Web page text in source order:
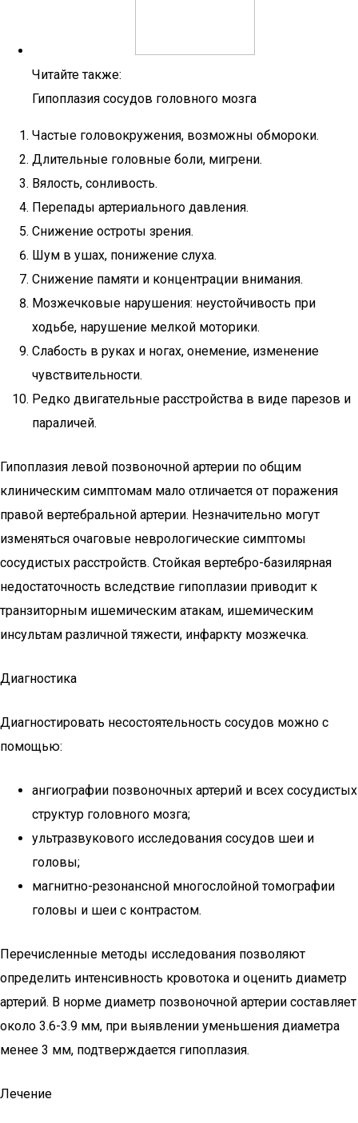
Читайте также:
Гипоплазия сосудов головного мозга
Частые головокружения, возможны обмороки.
Длительные головные боли, мигрени.
Вялость, сонливость.
Перепады артериального давления.
Снижение остроты зрения.
Шум в ушах, понижение слуха.
Снижение памяти и концентрации внимания.
Мозжечковые нарушения: неустойчивость при
ходьбе, нарушение мелкой моторики.
Слабость в руках и ногах, онемение, изменение
чувствительности.
Редко двигательные расстройства в виде парезов и
параличей.
Гипоплазия левой позвоночной артерии по общим
клиническим симптомам мало отличается от поражения
правой вертебральной артерии. Незначительно могут
изменяться очаговые неврологические симптомы
сосудистых расстройств. Стойкая вертебро-базилярная
недостаточность вследствие гипоплазии приводит к
транзиторным ишемическим атакам, ишемическим
инсультам различной тяжести, инфаркту мозжечка.
Диагностика
Диагностировать несостоятельность сосудов можно с
помощью:
ангиографии позвоночных артерий и всех сосудистых
структур головного мозга;
ультразвукового исследования сосудов шеи и
головы;
магнитно-резонансной многослойной томографии
головы и шеи с контрастом.
Перечисленные методы исследования позволяют
определить интенсивность кровотока и оценить диаметр
артерий. В норме диаметр позвоночной артерии составляет
около 3.6-3.9 мм, при выявлении уменьшения диаметра
менее 3 мм, подтверждается гипоплазия.
Лечение